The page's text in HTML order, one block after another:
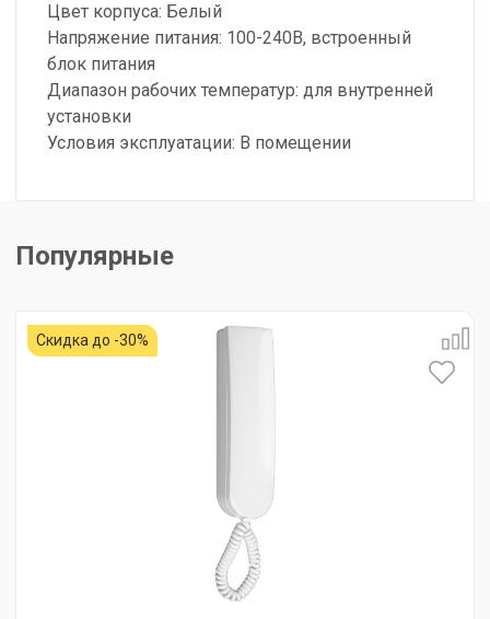
Цвет корпуса: Белый
Напряжение питания: 100-240В, встроенный
блок питания
Диапазон рабочих температур: для внутренней
установки
Условия эксплуатации: В помещении
Популярные
Скидка до -30%